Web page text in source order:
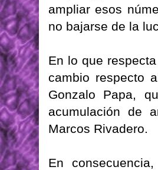
ampliar esos
no bajarse de la
En lo que
cambio respecto
Gonzalo Papa,
acumulación de
Marcos Rivadero.
En